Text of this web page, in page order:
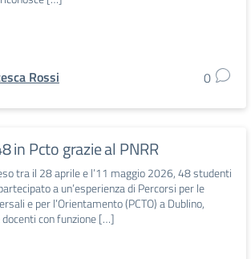
Rossi 0
in Pcto grazie al PNRR
tra il 28 aprile e l’11 maggio 2026, 48 studenti
a un’esperienza di Percorsi per le
e per l’Orientamento (PCTO) a Dublino,
con funzione […]